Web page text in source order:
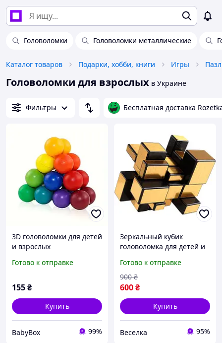
Головоломки Головоломки металлические
Каталог товаров Подарки, хобби, книги Игры
Головоломки для взрослых в Украине
Фильтры Бесплатная доставка
3D головоломки для детей
и взрослых
Готово к отправке
155₴
Купить
BabyBox 99%
Зеркальный кубик
головоломка для детей и
развивает логику и
пространственное
мышление FLAME
Готово к отправке
600₴
900 ₴
Купить
Веселка 95%